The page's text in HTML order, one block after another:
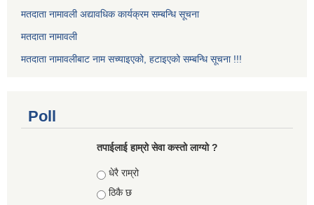
मतदाता नामावली अद्यावधिक कार्यक्रम सम्बन्धि सूचना
मतदाता नामावली
मतदाता नामावलीबाट नाम सच्याइएको, हटाइएको सम्बन्धि सूचना !!!
Poll
तपाईलाई हाम्रो सेवा कस्तो लाग्यो ?
Choices
धेरै राम्रो
ठिकै छ